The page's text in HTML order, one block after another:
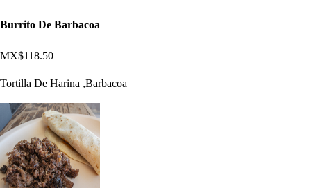
Burrito De Barbacoa
MX$118.50
Tortilla De Harina ,Barbacoa